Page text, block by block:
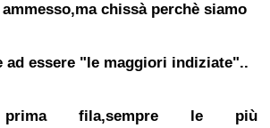
chissà perchè siamo
ad essere "le maggiori indiziate"..
fila,sempre le più